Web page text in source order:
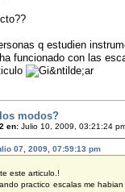
q estudien
funcionado con las
modos?
en: Julio 10, 2009, 03:21:24
07, 2009, 07:59:13 pm
este articulo.!
practico escalas me